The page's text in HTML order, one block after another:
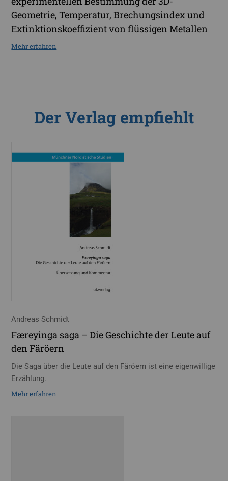
Geometrie, Temperatur, Brechungsindex und
Extinktionskoeffizient von flüssigen Metallen
Mehr erfahren
Der Verlag empfiehlt
Andreas Schmidt
Færeyinga saga – Die Geschichte der Leute auf
den Färöern
Die Saga über die Leute auf den Färöern ist eine eigenwillige
Erzählung.
Mehr erfahren